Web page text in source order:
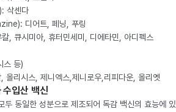
삭센다
디어트, 페닝, 푸링
큐시미아, 휴터민세미, 디에타민, 아디펙스
스 등)
리시스, 제니엑스,제니로우,리피다운, 올리엣
수입산 백신
두 동일한 성분으로 제조되어 독감 백신의 효능에